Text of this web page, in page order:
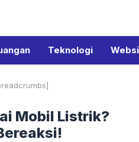
Teknologi
Mobil Listrik?